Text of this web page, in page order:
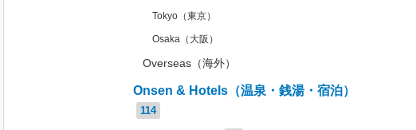
Tokyo（東京）
Osaka（大阪）
Overseas（海外）
Onsen & Hotels（温泉・銭湯・宿泊）
114